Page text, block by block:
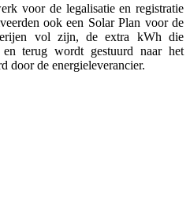
voor de legalisatie en registratie
ook een Solar Plan voor de
vol zijn, de extra kWh die
terug wordt gestuurd naar het
door de energieleverancier.